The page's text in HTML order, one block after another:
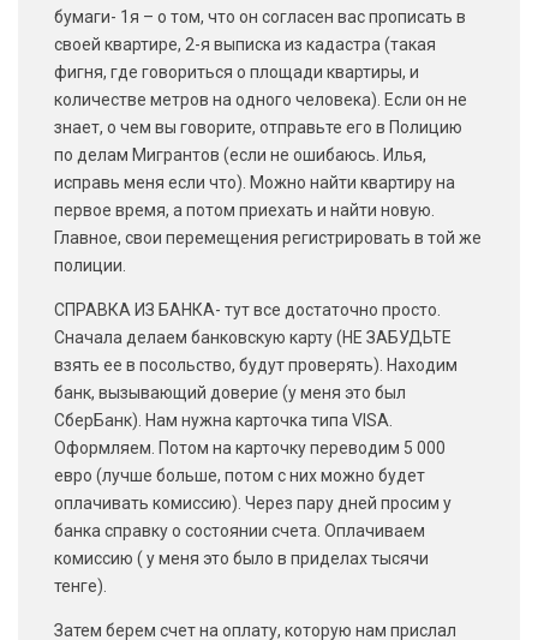
бумаги- 1я – о том, что он согласен вас прописать в
своей квартире, 2-я выписка из кадастра (такая
фигня, где говориться о площади квартиры, и
количестве метров на одного человека). Если он не
знает, о чем вы говорите, отправьте его в Полицию
по делам Мигрантов (если не ошибаюсь. Илья,
исправь меня если что). Можно найти квартиру на
первое время, а потом приехать и найти новую.
Главное, свои перемещения регистрировать в той же
полиции.
СПРАВКА ИЗ БАНКА- тут все достаточно просто.
Сначала делаем банковскую карту (НЕ ЗАБУДЬТЕ
взять ее в посольство, будут проверять). Находим
банк, вызывающий доверие (у меня это был
СберБанк). Нам нужна карточка типа VISA.
Оформляем. Потом на карточку переводим 5 000
евро (лучше больше, потом с них можно будет
оплачивать комиссию). Через пару дней просим у
банка справку о состоянии счета. Оплачиваем
комиссию ( у меня это было в приделах тысячи
тенге).
Затем берем счет на оплату, которую нам прислал